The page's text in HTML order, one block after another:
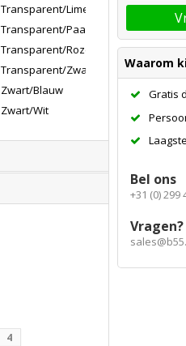
Transparent/Lime
Transparent/Paars
Transparent/Roze
Transparent/Zwart
Zwart/Blauw
Zwart/Wit
4
Waarom
Gratis
Bel ons
+31 (0) 299